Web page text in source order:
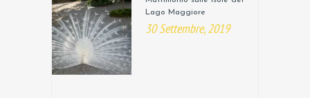
Lago Maggiore
30 Settembre, 2019